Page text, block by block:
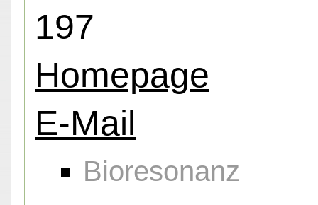
197
Homepage
E-Mail
Bioresonanz